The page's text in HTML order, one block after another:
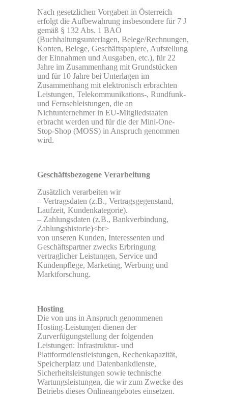
Nach gesetzlichen Vorgaben in Österreich
erfolgt die Aufbewahrung insbesondere für 7 J
gemäß § 132 Abs. 1 BAO
(Buchhaltungsunterlagen, Belege/Rechnungen,
Konten, Belege, Geschäftspapiere, Aufstellung
der Einnahmen und Ausgaben, etc.), für 22
Jahre im Zusammenhang mit Grundstücken
und für 10 Jahre bei Unterlagen im
Zusammenhang mit elektronisch erbrachten
Leistungen, Telekommunikations-, Rundfunk-
und Fernsehleistungen, die an
Nichtunternehmer in EU-Mitgliedstaaten
erbracht werden und für die der Mini-One-
Stop-Shop (MOSS) in Anspruch genommen
wird.
Geschäftsbezogene Verarbeitung
Zusätzlich verarbeiten wir
– Vertragsdaten (z.B., Vertragsgegenstand,
Laufzeit, Kundenkategorie).
– Zahlungsdaten (z.B., Bankverbindung,
Zahlungshistorie)<br>
von unseren Kunden, Interessenten und
Geschäftspartner zwecks Erbringung
vertraglicher Leistungen, Service und
Kundenpflege, Marketing, Werbung und
Marktforschung.
Hosting
Die von uns in Anspruch genommenen
Hosting-Leistungen dienen der
Zurverfügungstellung der folgenden
Leistungen: Infrastruktur- und
Plattformdienstleistungen, Rechenkapazität,
Speicherplatz und Datenbankdienste,
Sicherheitsleistungen sowie technische
Wartungsleistungen, die wir zum Zwecke des
Betriebs dieses Onlineangebotes einsetzen.